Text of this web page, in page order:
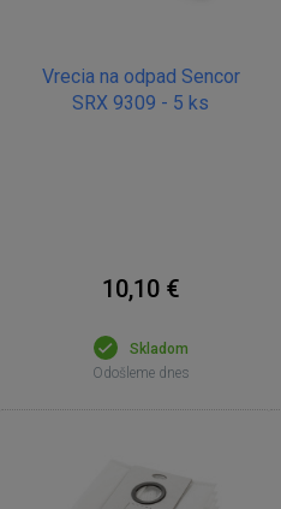
Vrecia na odpad Sencor
SRX 9309 - 5 ks
10,10 €
Skladom
Odošleme dnes